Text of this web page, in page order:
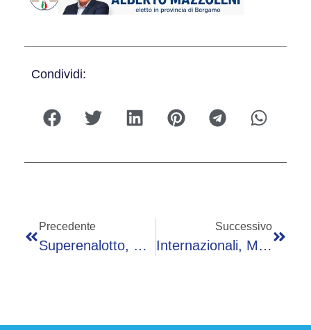
Condividi:
Precedente
Superenalotto, Numeri Combinazione Vincente Oggi 15 Maggio
Successivo
Internazionali, Medvedev Si Lamenta Per Sinner: Cos’è Successo